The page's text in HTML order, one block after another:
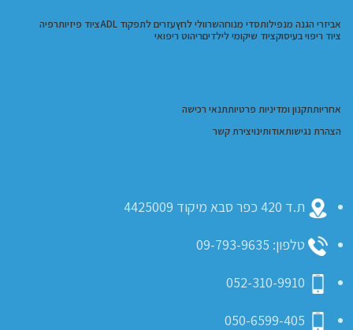
אביזרי הגנה מנפילותסדי מנוחהשרוולי לחץעזרים לתפקוד ADL
ציוד פיזיותרפיה
ציוד ריפוי בעיסוקציוד שיקומי לילדיםריהוט ריפואי
אחריותתקנון ומדיניות פרטיותתנאי רכישה
הצהרת נגישותאודותינויצירת קשר
ת.ד 420 כפר סבא מיקוד 4425009
טלפון: 09-793-9635
052-310-9910
050-6599-405